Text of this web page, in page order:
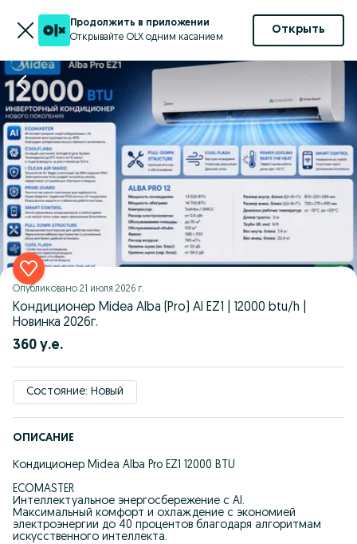
Продолжить в приложении
Открывайте OLX одним касанием
Открыть
Опубликовано 21 июля 2026 г.
Кондиционер Midea Alba (Pro) AI EZ1 | 12000 btu/h |
Новинка 2026г.
360 у.е.
Состояние: Новый
ОПИСАНИЕ
Кондиционер Midea Alba Pro EZ1 12000 BTU
ECOMASTER
Интеллектуальное энергосбережение с AI.
Максимальный комфорт и охлаждение с экономией
электроэнергии до 40 процентов благодаря алгоритмам
искусственного интеллекта.